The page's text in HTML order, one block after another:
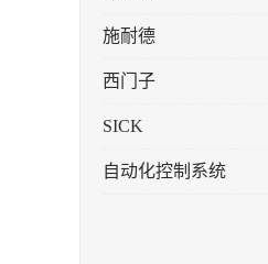
施耐德
西门子
SICK
自动化控制系统